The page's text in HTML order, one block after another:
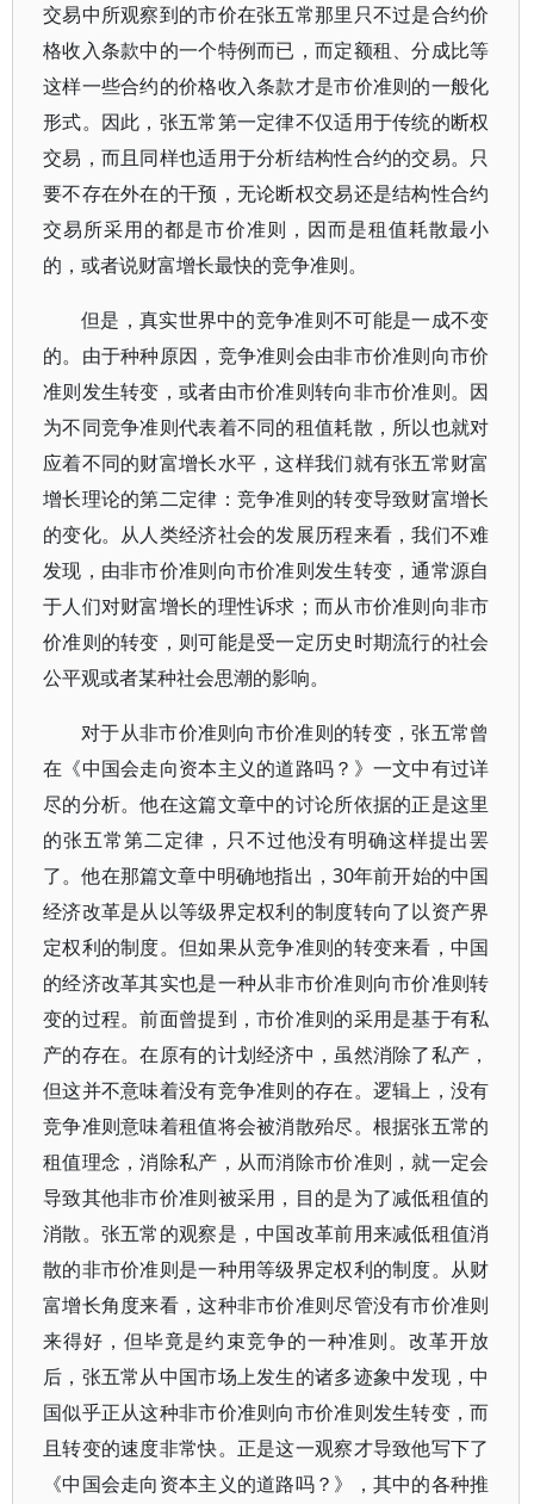
交易中所观察到的市价在张五常那里只不过是合约价
格收入条款中的一个特例而已，而定额租、分成比等
这样一些合约的价格收入条款才是市价准则的一般化
形式。因此，张五常第一定律不仅适用于传统的断权
交易，而且同样也适用于分析结构性合约的交易。只
要不存在外在的干预，无论断权交易还是结构性合约
交易所采用的都是市价准则，因而是租值耗散最小
的，或者说财富增长最快的竞争准则。
但是，真实世界中的竞争准则不可能是一成不变
的。由于种种原因，竞争准则会由非市价准则向市价
准则发生转变，或者由市价准则转向非市价准则。因
为不同竞争准则代表着不同的租值耗散，所以也就对
应着不同的财富增长水平，这样我们就有张五常财富
增长理论的第二定律：竞争准则的转变导致财富增长
的变化。从人类经济社会的发展历程来看，我们不难
发现，由非市价准则向市价准则发生转变，通常源自
于人们对财富增长的理性诉求；而从市价准则向非市
价准则的转变，则可能是受一定历史时期流行的社会
公平观或者某种社会思潮的影响。
对于从非市价准则向市价准则的转变，张五常曾
在《中国会走向资本主义的道路吗？》一文中有过详
尽的分析。他在这篇文章中的讨论所依据的正是这里
的张五常第二定律，只不过他没有明确这样提出罢
了。他在那篇文章中明确地指出，30年前开始的中国
经济改革是从以等级界定权利的制度转向了以资产界
定权利的制度。但如果从竞争准则的转变来看，中国
的经济改革其实也是一种从非市价准则向市价准则转
变的过程。前面曾提到，市价准则的采用是基于有私
产的存在。在原有的计划经济中，虽然消除了私产，
但这并不意味着没有竞争准则的存在。逻辑上，没有
竞争准则意味着租值将会被消散殆尽。根据张五常的
租值理念，消除私产，从而消除市价准则，就一定会
导致其他非市价准则被采用，目的是为了减低租值的
消散。张五常的观察是，中国改革前用来减低租值消
散的非市价准则是一种用等级界定权利的制度。从财
富增长角度来看，这种非市价准则尽管没有市价准则
来得好，但毕竟是约束竞争的一种准则。改革开放
后，张五常从中国市场上发生的诸多迹象中发现，中
国似乎正从这种非市价准则向市价准则发生转变，而
且转变的速度非常快。正是这一观察才导致他写下了
《中国会走向资本主义的道路吗？》，其中的各种推